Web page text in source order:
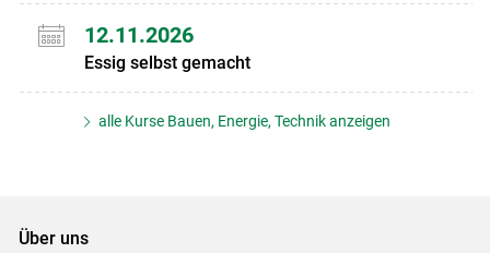
12.11.2026
Essig selbst gemacht
alle Kurse Bauen, Energie, Technik anzeigen
Über uns